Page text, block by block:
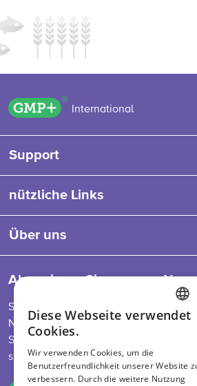
GMP+ logo
International
Support
nützliche Links
Über uns
Abonnieren Sie unseren
So bleiben Sie auf dem Laufenden
Nachrichten zu unserem Programm,
Sektor, Futtermittelvorschriften und
sind Sie immer informiert.
Diese Webseite verwendet
Cookies.
Wir verwenden Cookies, um die
Benutzerfreundlichkeit unserer Website
verbessern. Durch die weitere Nutzung